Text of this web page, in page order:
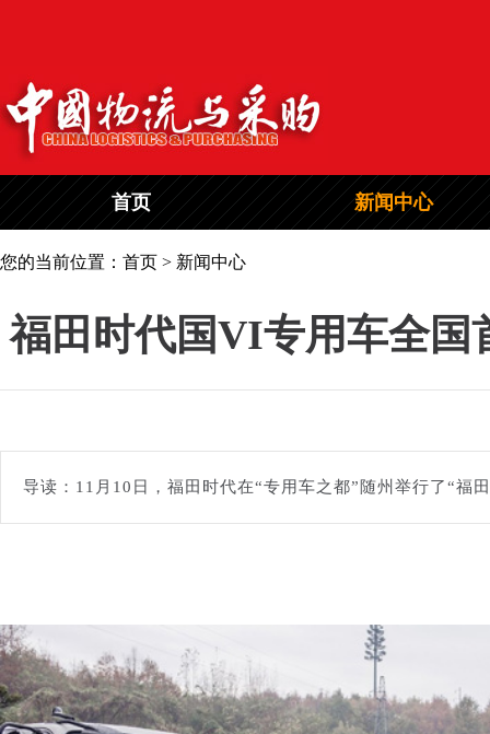
首页 新闻中心
您的当前位置：首页 > 新闻中心
福田时代国VI专用车全国
导读：11月10日，福田时代在“专用车之都”随州举行了“福